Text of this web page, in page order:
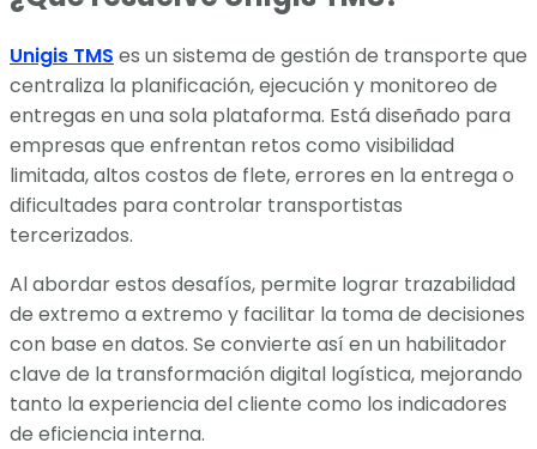
Unigis TMS es un sistema de gestión de transporte que
centraliza la planificación, ejecución y monitoreo de
entregas en una sola plataforma. Está diseñado para
empresas que enfrentan retos como visibilidad
limitada, altos costos de flete, errores en la entrega o
dificultades para controlar transportistas
tercerizados.
Al abordar estos desafíos, permite lograr trazabilidad
de extremo a extremo y facilitar la toma de decisiones
con base en datos. Se convierte así en un habilitador
clave de la transformación digital logística, mejorando
tanto la experiencia del cliente como los indicadores
de eficiencia interna.